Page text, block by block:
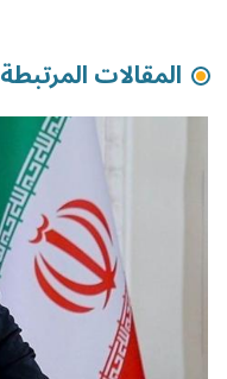
المقالات المرتبطة